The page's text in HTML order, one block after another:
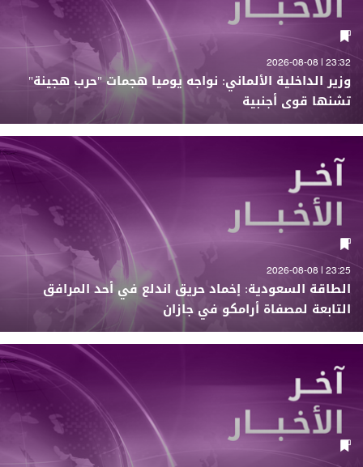
23:32 | 2026-08-08
وزير الداخلية الألماني: نواجه يوميا هجمات "حرب هجينة"
تشنها قوى أجنبية
23:25 | 2026-08-08
الطاقة السعودية: إخماد حريق اندلع في أحد المرافق
التابعة لمصفاة أرامكو في جازان